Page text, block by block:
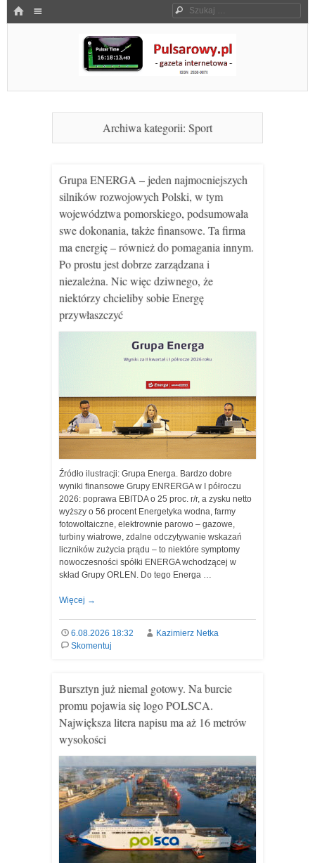
HOME Szukaj
Pulsarowy.pl
Archiwa kategorii: Sport
Grupa ENERGA – jeden najmocniejszych
silników rozwojowych Polski, w tym
województwa pomorskiego, podsumowała
swe dokonania, także finansowe. Ta firma
ma energię – również do pomagania innym.
Po prostu jest dobrze zarządzana i
niezależna. Nic więc dziwnego, że
niektórzy chcieliby sobie Energę
przywłaszczyć
Źródło ilustracji: Grupa Energa. Bardzo dobre
wyniki finansowe Grupy ENRERGA w I półroczu
2026: poprawa EBITDA o 25 proc. r/r, a zysku netto
wyższy o 56 procent Energetyka wodna, farmy
fotowoltaiczne, elektrownie parowo – gazowe,
turbiny wiatrowe, zdalne odczytywanie wskazań
liczników zużycia prądu – to niektóre symptomy
nowoczesności spółki ENERGA wchodzącej w
skład Grupy ORLEN. Do tego Energa …
Więcej →
6.08.2026 18:32
Kazimierz Netka
Skomentuj
Bursztyn już niemal gotowy. Na burcie
promu pojawia się logo POLSCA.
Największa litera napisu ma aż 16 metrów
wysokości